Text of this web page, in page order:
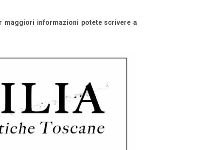
maggiori informazioni potete scrivere a